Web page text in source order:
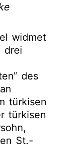
widmet
drei
des
türkisen
türkisen
St.-